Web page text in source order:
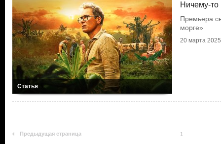
Статья
Ничему-то
Премьера
морге»
20 марта 2025
Предыдущая страница 1